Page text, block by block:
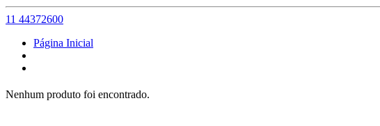
11 44372600
Página Inicial
Nenhum produto foi encontrado.